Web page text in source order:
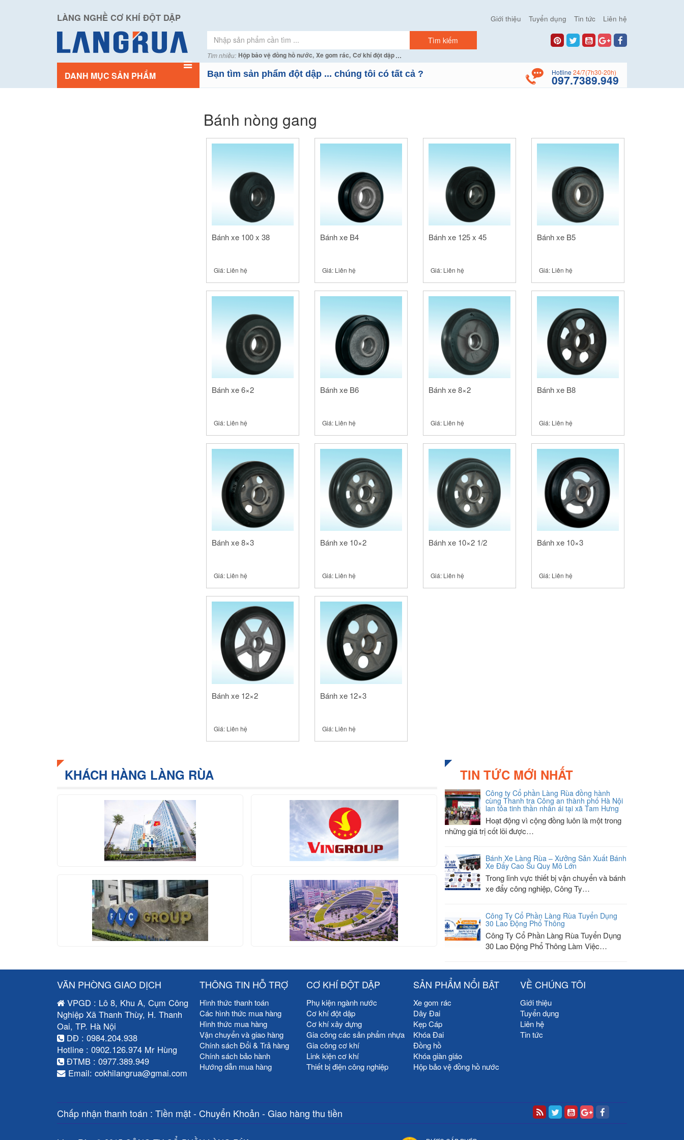
LÀNG NGHỀ CƠ KHÍ ĐỘT DẬP Giới thiệu Tuyển dụng Tin tức Liên hệ
Tìm nhiều: Hộp bảo vệ đồng hồ nước, Xe gom rác, Cơ khí đột dập...
DANH MỤC SẢN PHẨM Bạn tìm sản phẩm đột dập ... chúng tôi có tất cả ? Hotline 24/7(7h30-20h)
097.7389.949
Bánh nòng gang
Bánh xe 100 x 38
Giá: Liên hệ
Bánh xe B4
Giá: Liên hệ
Bánh xe 125 x 45
Giá: Liên hệ
Bánh xe B5
Giá: Liên hệ
Bánh xe 6×2
Giá: Liên hệ
Bánh xe B6
Giá: Liên hệ
Bánh xe 8×2
Giá: Liên hệ
Bánh xe B8
Giá: Liên hệ
Bánh xe 8×3
Giá: Liên hệ
Bánh xe 10×2
Giá: Liên hệ
Bánh xe 10×2 1/2
Giá: Liên hệ
Bánh xe 10×3
Giá: Liên hệ
Bánh xe 12×2
Giá: Liên hệ
Bánh xe 12×3
Giá: Liên hệ
KHÁCH HÀNG LÀNG RÙA TIN TỨC MỚI NHẤT
Công ty Cổ phần Làng Rùa đồng hành
cùng Thanh tra Công an thành phố Hà Nội
lan tỏa tinh thần nhân ái tại xã Tam Hưng
Hoạt động vì cộng đồng luôn là một trong
những giá trị cốt lõi được…
Bánh Xe Làng Rùa – Xưởng Sản Xuất Bánh
Xe Đẩy Cao Su Quy Mô Lớn
Trong lĩnh vực thiết bị vận chuyển và bánh
xe đẩy công nghiệp, Công Ty…
Công Ty Cổ Phần Làng Rùa Tuyển Dụng
30 Lao Động Phổ Thông
Công Ty Cổ Phần Làng Rùa Tuyển Dụng
30 Lao Động Phổ Thông Làm Việc…
VĂN PHÒNG GIAO DỊCH
VPGD : Lô 8, Khu A, Cụm Công
Nghiệp Xã Thanh Thùy, H. Thanh
Oai, TP. Hà Nội
DĐ : 0984.204.938
Hotline : 0902.126.974 Mr Hùng
ĐTMB : 0977.389.949
Email: cokhilangrua@gmai.com
THÔNG TIN HỖ TRỢ
Hình thức thanh toán
Các hình thức mua hàng
Hình thức mua hàng
Vận chuyển và giao hàng
Chính sách Đổi & Trả hàng
Chính sách bảo hành
Hướng dẫn mua hàng
CƠ KHÍ ĐỘT DẬP
Phụ kiện ngành nước
Cơ khí đột dập
Cơ khí xây dựng
Gia công các sản phẩm nhựa
Gia công cơ khí
Link kiện cơ khí
Thiết bị điện công nghiệp
SẢN PHẨM NỔI BẬT
Xe gom rác
Dây Đai
Kẹp Cáp
Khóa Đai
Đồng hồ
Khóa giàn giáo
Hộp bảo vệ đồng hồ nước
VỀ CHÚNG TÔI
Giới thiệu
Tuyển dụng
Liên hệ
Tin tức
Chấp nhận thanh toán : Tiền mặt - Chuyển Khoản - Giao hàng thu tiền